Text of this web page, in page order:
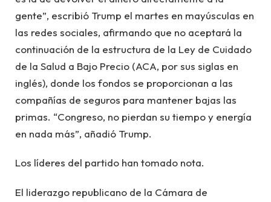
gente”, escribió Trump el martes en mayúsculas en
las redes sociales, afirmando que no aceptará la
continuación de la estructura de la Ley de Cuidado
de la Salud a Bajo Precio (ACA, por sus siglas en
inglés), donde los fondos se proporcionan a las
compañías de seguros para mantener bajas las
primas. “Congreso, no pierdan su tiempo y energía
en nada más”, añadió Trump.
Los líderes del partido han tomado nota.
El liderazgo republicano de la Cámara de